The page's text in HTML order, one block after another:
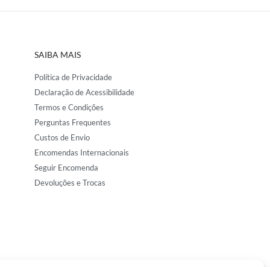
SAIBA MAIS
Política de Privacidade
Declaração de Acessibilidade
Termos e Condições
Perguntas Frequentes
Custos de Envio
Encomendas Internacionais
Seguir Encomenda
Devoluções e Trocas